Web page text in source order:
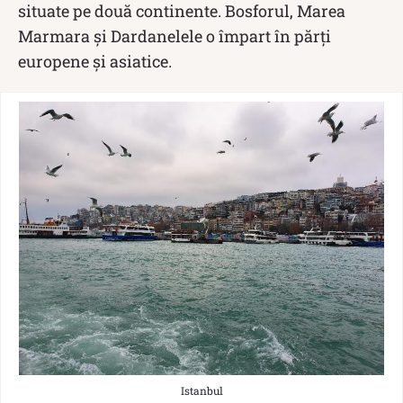
situate pe două continente. Bosforul, Marea
Marmara și Dardanelele o împart în părți
europene și asiatice.
Istanbul